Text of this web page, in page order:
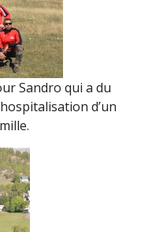
Sandro qui a du
d’un